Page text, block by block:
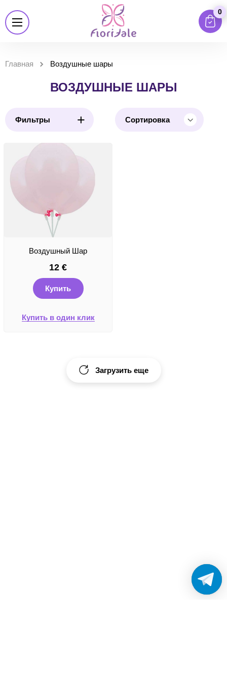
0
Главная Воздушные шары
ВОЗДУШНЫЕ ШАРЫ
Фильтры + Сортировка
Воздушный Шар
12 €
Купить
Купить в один клик
Загрузить еще